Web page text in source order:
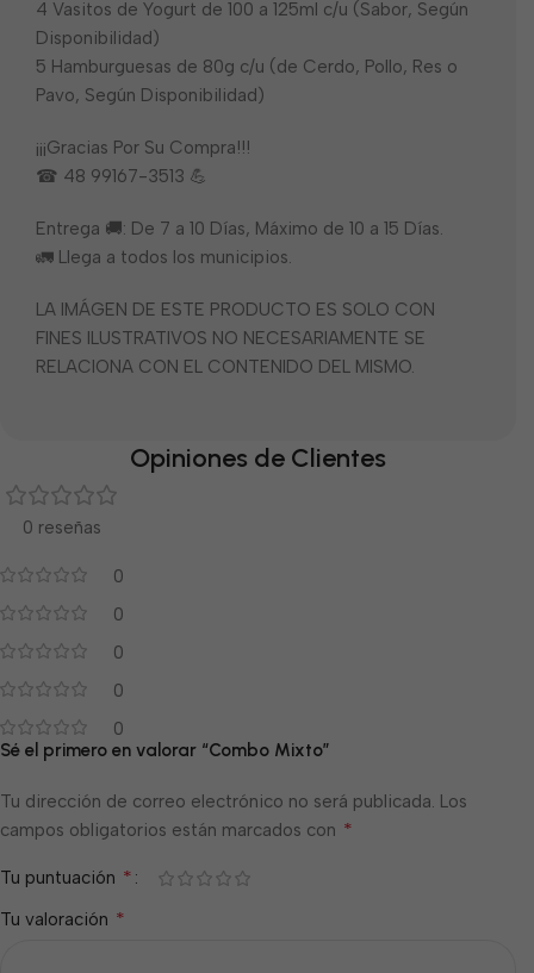
4 Vasitos de Yogurt de 100 a 125ml c/u (Sabor, Según
Disponibilidad)
5 Hamburguesas de 80g c/u (de Cerdo, Pollo, Res o
Pavo, Según Disponibilidad)
¡¡¡Gracias Por Su Compra!!!
☎ 48 99167-3513 💪
Entrega 🚚: De 7 a 10 Días, Máximo de 10 a 15 Días.
🚛 Llega a todos los municipios.
LA IMÁGEN DE ESTE PRODUCTO ES SOLO CON
FINES ILUSTRATIVOS NO NECESARIAMENTE SE
RELACIONA CON EL CONTENIDO DEL MISMO.
Opiniones de Clientes
0 reseñas
0
0
0
0
0
Sé el primero en valorar “Combo Mixto”
Tu dirección de correo electrónico no será publicada. Los
campos obligatorios están marcados con *
Tu puntuación *
Tu valoración *